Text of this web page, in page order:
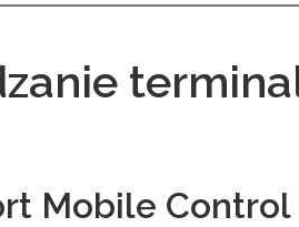
Mobile Control